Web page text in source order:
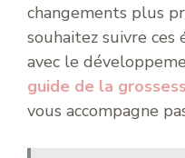
changements plus
souhaitez suivre
avec le
guide de la
vous accompagne